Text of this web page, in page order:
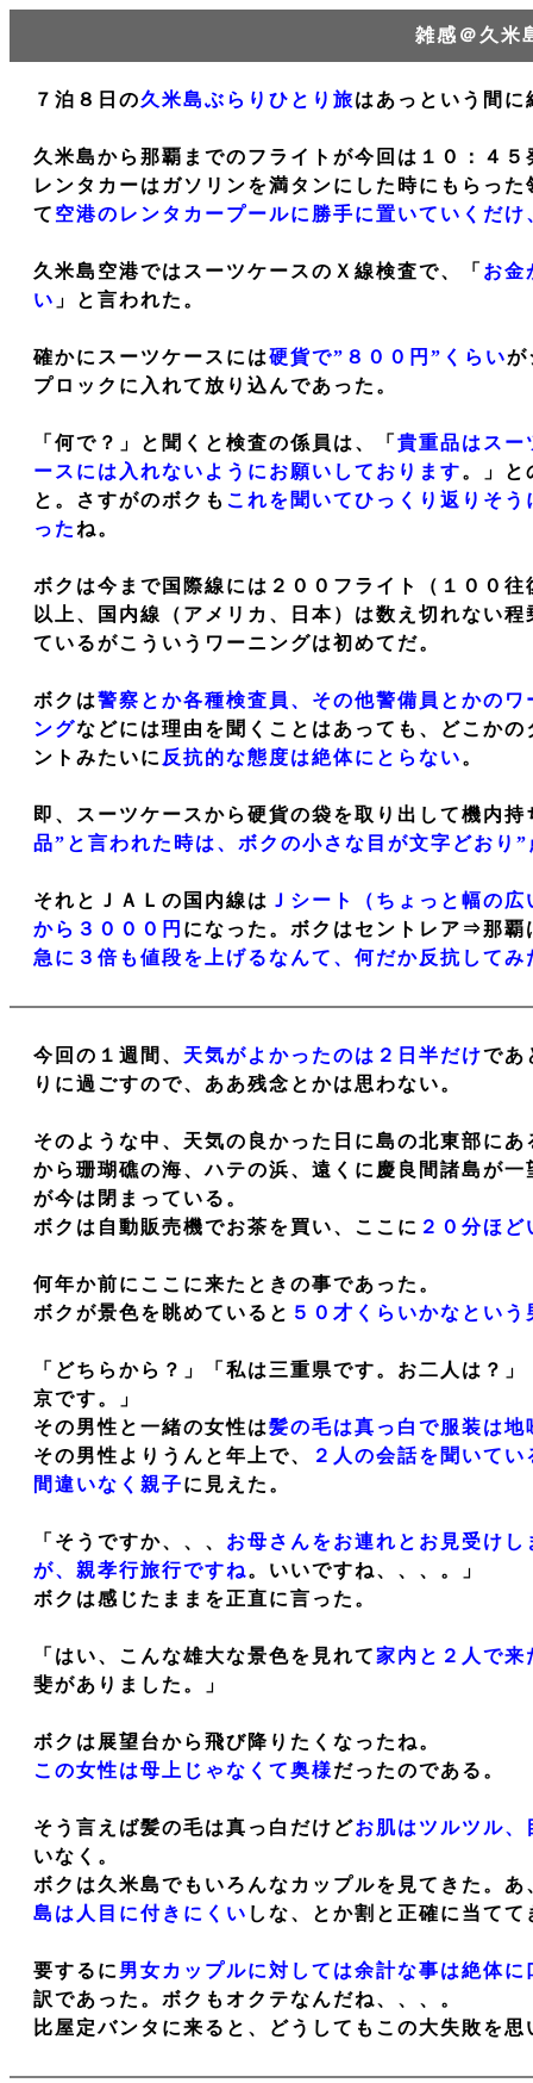
雑感＠久米
７泊８日の久米島ぶらりひとり旅はあっという間
久米島から那覇までのフライトが今回は１０：４
レンタカーはガソリンを満タンにした時にもらっ
て 空港のレンタカープールに勝手に置いていくだけ
久米島空港ではスーツケースのＸ線検査で、「 お金
い 」と言われた。
確かにスーツケースには硬貨で”８００円”くらいが
プロックに入れて放り込んであった。
「何で？」と聞くと検査の係員は、「 貴重品はスー
ースには入れないようにお願いしております。」と
と。さすがのボクも これを聞いてひっくり返りそう
ったね。
ボクは今まで国際線には２００フライト（１００往
以上、国内線（アメリカ、日本）は数え切れない程
ているがこういうワーニングは初めてだ。
ボクは警察とか各種検査員、その他警備員とかのワ
ングなどには理由を聞くことはあっても、どこかの
ントみたいに 反抗的な態度は絶体にとらない。
即、スーツケースから硬貨の袋を取り出して機内
品”と言われた時は、ボクの小さな目が文字どおり
それとＪＡＬの国内線は Ｊシート（ちょっと幅の広
から３０００円 になった。ボクはセントレア⇒那覇
急に３倍も値段を上げるなんて、何だか反抗して
今回の１週間、 天気がよかったのは２日半だけであ
りに過ごすので、ああ残念とかは思わない。
そのような中、天気の良かった日に島の北東部にあ
から珊瑚礁の海、ハテの浜、遠くに慶良間諸島が
が今は閉まっている。
ボクは自動販売機でお茶を買い、ここに ２０分ほ
何年か前にここに来たときの事であった。
ボクが景色を眺めていると ５０才くらいかなとい
「どちらから？」「私は三重県です。お二人は？」
京です。」
その男性と一緒の女性は髪の毛は真っ白で服装は地
その男性よりうんと年上で、
２人の会話を聞いてい
間違いなく親子に見えた。
「そうですか、、、 お母さんをお連れとお見受けし
が、親孝行旅行ですね。いいですね、、、。」
ボクは感じたままを正直に言った。
「はい、こんな雄大な景色を見れて家内と２人で来
斐がありました。」
ボクは展望台から飛び降りたくなったね。
この女性は母上じゃなくて奥様だったのである。
そう言えば髪の毛は真っ白だけどお肌はツルツル
いなく。
ボクは久米島でもいろんなカップルを見てきた。あ
島は人目に付きにくい しな、とか割と正確に当て
要するに 男女カップルに対しては余計な事は絶体
訳であった。ボクもオクテなんだね、、、。
比屋定バンタに来ると、どうしてもこの大失敗を